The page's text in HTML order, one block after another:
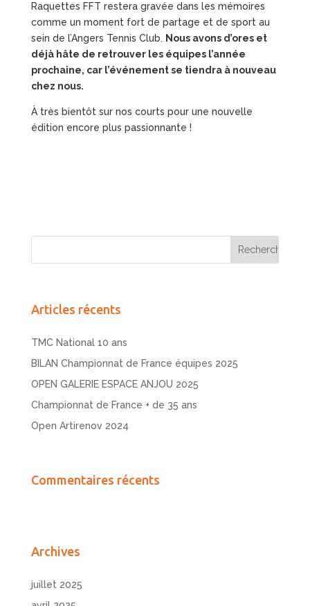
Raquettes FFT restera gravée dans les mémoires
comme un moment fort de partage et de sport au
sein de l’Angers Tennis Club. Nous avons d’ores et
déjà hâte de retrouver les équipes l’année
prochaine, car l’événement se tiendra à nouveau
chez nous.
À très bientôt sur nos courts pour une nouvelle
édition encore plus passionnante !
Articles récents
TMC National 10 ans
BILAN Championnat de France équipes 2025
OPEN GALERIE ESPACE ANJOU 2025
Championnat de France + de 35 ans
Open Artirenov 2024
Commentaires récents
Archives
juillet 2025